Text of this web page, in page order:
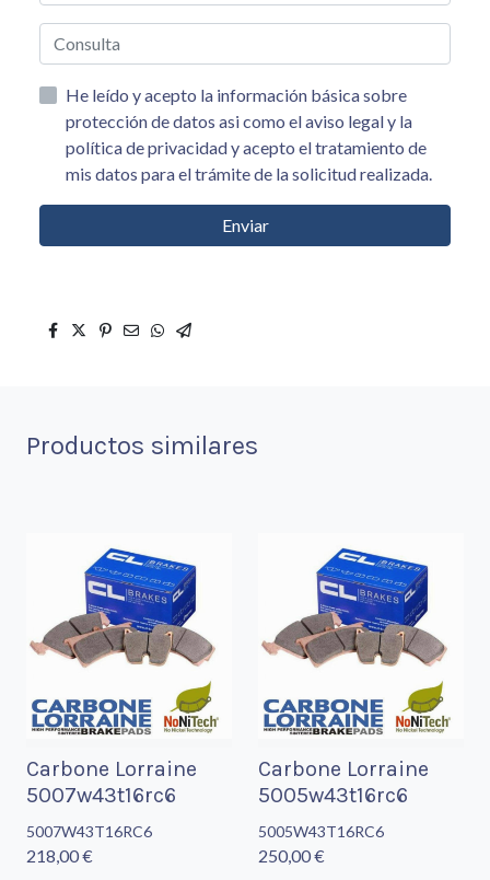
He leído y acepto la información básica sobre
protección de datos asi como el aviso legal y la
política de privacidad y acepto el tratamiento de
mis datos para el trámite de la solicitud realizada.
Enviar
Productos similares
Carbone Lorraine
5007w43t16rc6
5007W43T16RC6
218,00 €
Carbone Lorraine
5005w43t16rc6
5005W43T16RC6
250,00 €